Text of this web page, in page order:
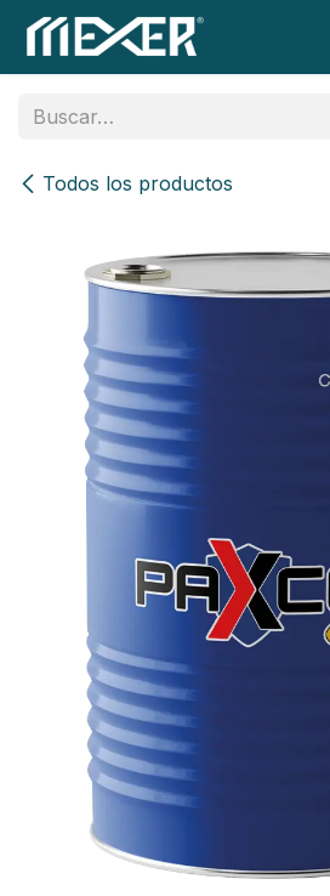
Ir al contenido
Todos los productos